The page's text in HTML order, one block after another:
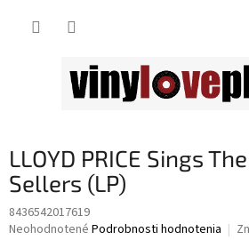
LLOYD PRICE Sings
Sellers (LP)
8436542017619
Priemerné
Neohodnotené Podrobnosti hodnotenia